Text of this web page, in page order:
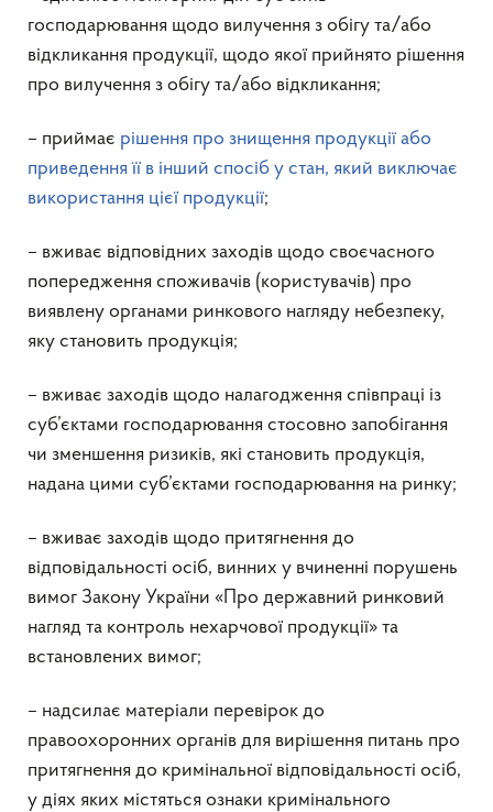
господарювання щодо вилучення з обігу та/або
відкликання продукції, щодо якої прийнято рішення
про вилучення з обігу та/або відкликання;
– приймає рішення про знищення продукції або
приведення її в інший спосіб у стан, який виключає
використання цієї продукції;
– вживає відповідних заходів щодо своєчасного
попередження споживачів (користувачів) про
виявлену органами ринкового нагляду небезпеку,
яку становить продукція;
– вживає заходів щодо налагодження співпраці із
суб’єктами господарювання стосовно запобігання
чи зменшення ризиків, які становить продукція,
надана цими суб’єктами господарювання на ринку;
– вживає заходів щодо притягнення до
відповідальності осіб, винних у вчиненні порушень
вимог Закону України «Про державний ринковий
нагляд та контроль нехарчової продукції» та
встановлених вимог;
– надсилає матеріали перевірок до
правоохоронних органів для вирішення питань про
притягнення до кримінальної відповідальності осіб,
у діях яких містяться ознаки кримінального